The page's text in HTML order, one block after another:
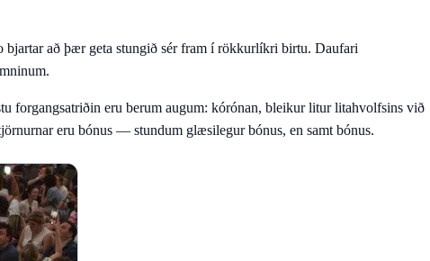
að þær geta stungið sér fram í rökkurlíkri birtu. Daufari
eru berum augum: kórónan, bleikur litur litahvolfsins við
eru bónus — stundum glæsilegur bónus, en samt bónus.